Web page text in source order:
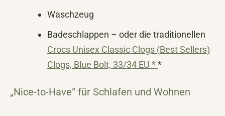
Waschzeug
Badeschlappen – oder die traditionellen
Crocs Unisex Classic Clogs (Best Sellers)
Clogs, Blue Bolt, 33/34 EU **
„Nice-to-Have“ für Schlafen und Wohnen